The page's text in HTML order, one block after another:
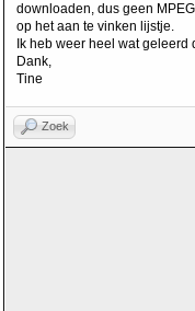
downloaden, dus geen
op het aan te vinken lijstje.
Ik heb weer heel wat
Dank,
Tine
Zoek